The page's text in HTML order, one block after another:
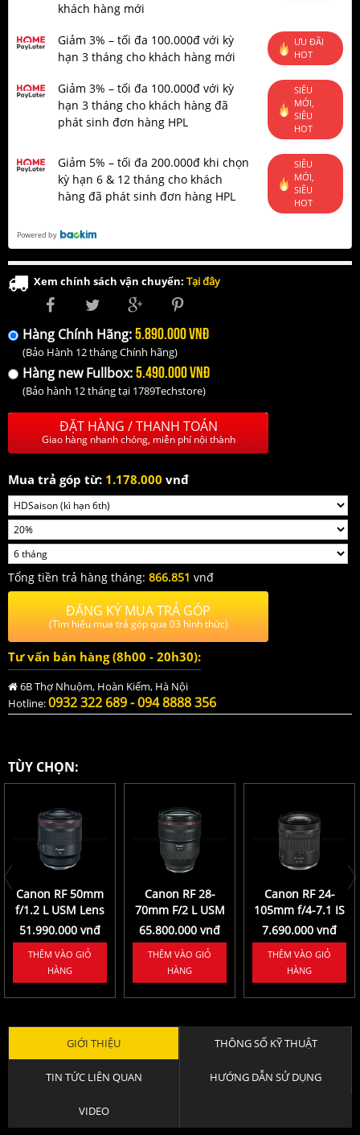
khách hàng mới
Giảm 3% – tối đa 100.000đ với kỳ
hạn 3 tháng cho khách hàng mới
ƯU ĐÃI
HOT
Giảm 3% – tối đa 100.000đ với kỳ
hạn 3 tháng cho khách hàng đã
phát sinh đơn hàng HPL
SIÊU
MỚI,
SIÊU
HOT
Giảm 5% – tối đa 200.000đ khi chọn
kỳ hạn 6 & 12 tháng cho khách
hàng đã phát sinh đơn hàng HPL
SIÊU
MỚI,
SIÊU
HOT
Powered by
Xem chính sách vận chuyển: Tại đây
Hàng Chính Hãng:5.890.000 VNĐ
(Bảo Hành 12 tháng Chính hãng)
Hàng new Fullbox:5.490.000 VNĐ
(Bảo hành 12 tháng tại 1789Techstore)
ĐẶT HÀNG / THANH TOÁN
Giao hàng nhanh chóng, miễn phí nội thành
Mua trả góp từ: 1.178.000 vnđ
Tổng tiền trả hàng tháng: 866.851 vnđ
ĐĂNG KÝ MUA TRẢ GÓP
(Tìm hiểu mua trả góp qua 03 hình thức)
Tư vấn bán hàng (8h00 - 20h30):
6B Thợ Nhuộm, Hoàn Kiếm, Hà Nội
Hotline:0932 322 689 - 094 8888 356
TÙY CHỌN:
Canon RF 50mm
f/1.2 L USM Lens
51.990.000 vnđ
THÊM VÀO GIỎ
HÀNG
Canon RF 28-
70mm F/2 L USM
65.800.000 vnđ
THÊM VÀO GIỎ
HÀNG
Canon RF 24-
105mm f/4-7.1 IS
STM Lens
7.690.000 vnđ
THÊM VÀO GIỎ
HÀNG
GIỚI THIỆU THÔNG SỐ KỸ THUẬT
TIN TỨC LIÊN QUAN HƯỚNG DẪN SỬ DỤNG
VIDEO